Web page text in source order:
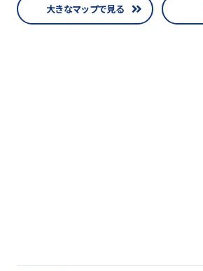
大きなマップで見る